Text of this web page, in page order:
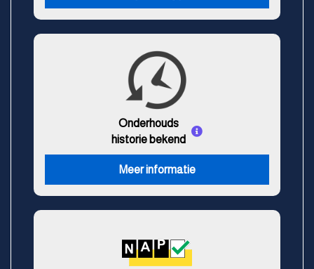
Onderhouds
historie bekend
Meer informatie